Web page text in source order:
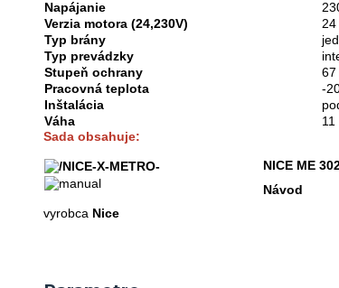
Napájanie
Verzia motora (24,230V)
24
Typ brány
Typ prevádzky
Stupeň ochrany
67
Pracovná teplota
-
Inštalácia
Váha
11
Sada obsahuje:
NICE ME
Návod
vyrobca Nice